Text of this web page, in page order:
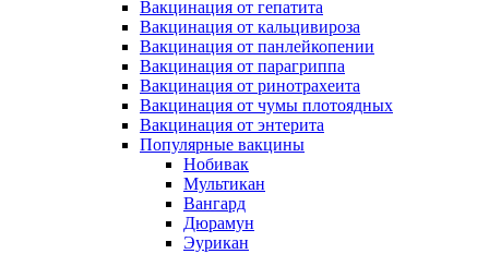
Вакцинация от гепатита
Вакцинация от кальцивироза
Вакцинация от панлейкопении
Вакцинация от парагриппа
Вакцинация от ринотрахеита
Вакцинация от чумы плотоядных
Вакцинация от энтерита
Популярные вакцины
Нобивак
Мультикан
Вангард
Дюрамун
Эурикан